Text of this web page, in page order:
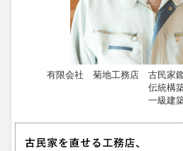
有限会社 菊地工務店 古民家
伝統構築
一級建築